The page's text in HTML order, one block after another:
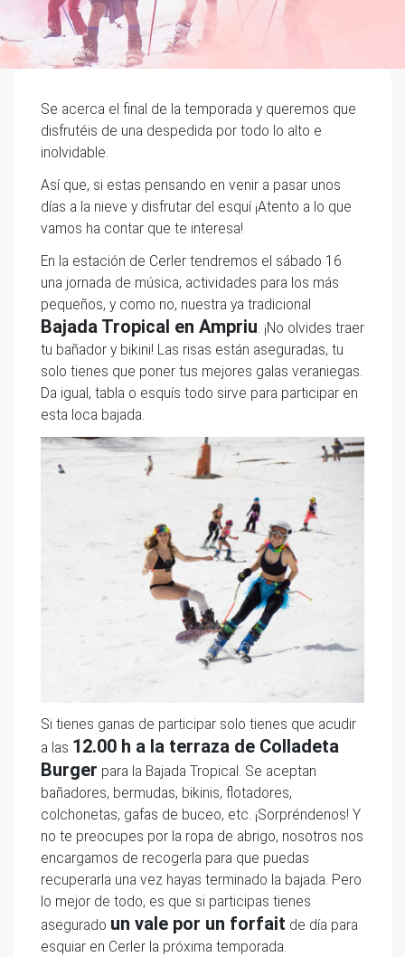
Se acerca el final de la temporada y queremos que
disfrutéis de una despedida por todo lo alto e
inolvidable.
Así que, si estas pensando en venir a pasar unos
días a la nieve y disfrutar del esquí ¡Atento a lo que
vamos ha contar que te interesa!
En la estación de Cerler tendremos el sábado 16
una jornada de música, actividades para los más
pequeños, y como no, nuestra ya tradicional
Bajada Tropical en Ampriu. ¡No olvides traer
tu bañador y bikini! Las risas están aseguradas, tu
solo tienes que poner tus mejores galas veraniegas.
Da igual, tabla o esquís todo sirve para participar en
esta loca bajada.
Si tienes ganas de participar solo tienes que acudir
a las 12.00 h a la terraza de Colladeta
Burger para la Bajada Tropical. Se aceptan
bañadores, bermudas, bikinis, flotadores,
colchonetas, gafas de buceo, etc. ¡Sorpréndenos! Y
no te preocupes por la ropa de abrigo, nosotros nos
encargamos de recogerla para que puedas
recuperarla una vez hayas terminado la bajada. Pero
lo mejor de todo, es que si participas tienes
asegurado un vale por un forfait de día para
esquiar en Cerler la próxima temporada.